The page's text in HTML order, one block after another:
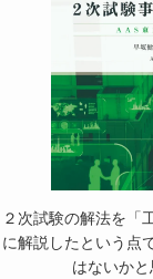
２次試験の解法を「
に解説したという点
はないかと